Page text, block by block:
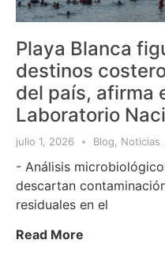
Playa Blanca
destinos
del país, afirma
Laboratorio
julio 1, 2026 Blog Noticias
- Análisis
descartan
residuales en el
Read More